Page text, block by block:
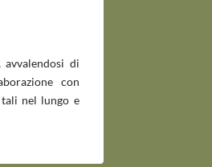
avvalendosi di
con
nel lungo e